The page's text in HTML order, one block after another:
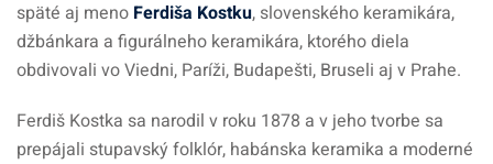
späté aj meno Ferdiša Kostku, slovenského keramikára,
džbánkara a figurálneho keramikára, ktorého diela
obdivovali vo Viedni, Paríži, Budapešti, Bruseli aj v Prahe.
Ferdiš Kostka sa narodil v roku 1878 a v jeho tvorbe sa
prepájali stupavský folklór, habánska keramika a moderné